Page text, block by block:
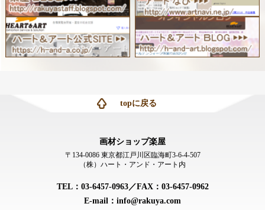
topに戻る
画材ショップ楽屋
〒134-0086 東京都江戸川区臨海町3-6-4-507
（株）ハート・アンド・アート内
TEL：03-6457-0963／FAX：03-6457-0962
E-mail：info@rakuya.com